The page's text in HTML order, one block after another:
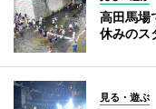
高田馬場
休みのス
見る・遊ぶ